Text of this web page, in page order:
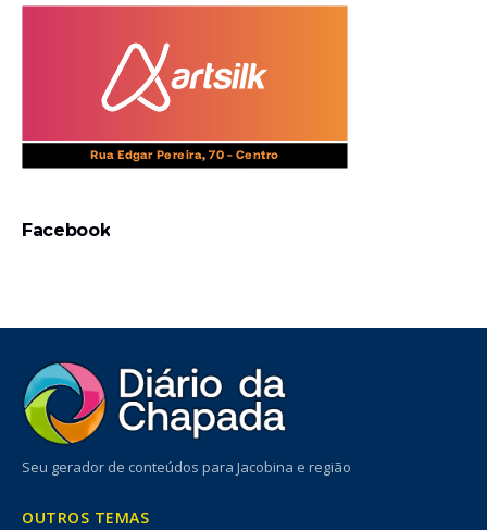
Facebook
Seu gerador de conteúdos para Jacobina e região
OUTROS TEMAS